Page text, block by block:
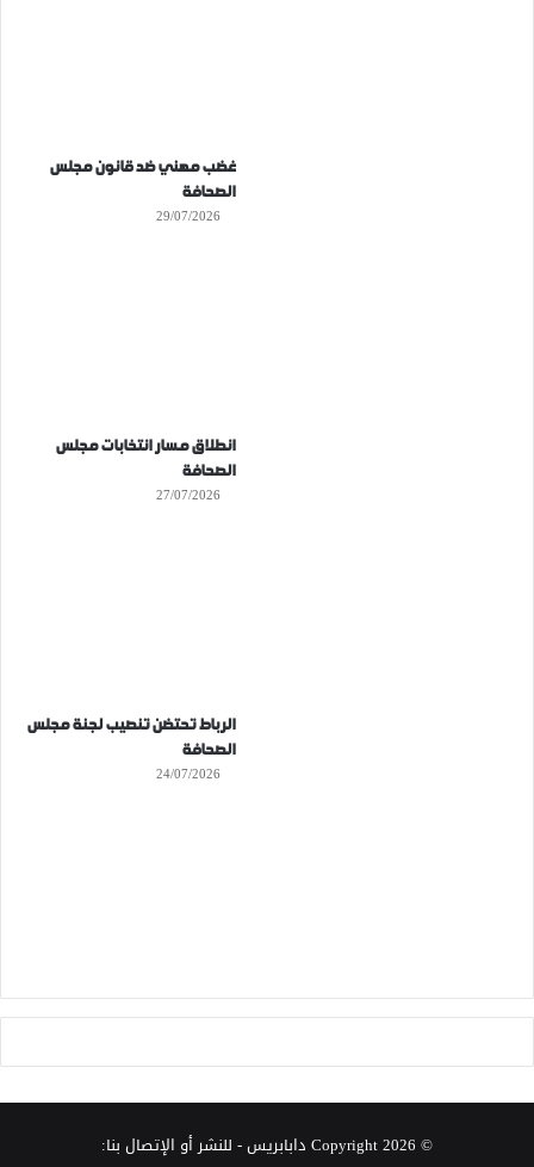
غضب مهني ضد قانون مجلس
الصحافة
29/07/2026
انطلاق مسار انتخابات مجلس
الصحافة
27/07/2026
الرباط تحتضن تنصيب لجنة مجلس
الصحافة
24/07/2026
© Copyright 2026 دابابريس- للنشر أو الإتصال بنا: